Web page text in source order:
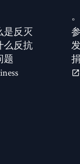
反灭？
反抗？
题